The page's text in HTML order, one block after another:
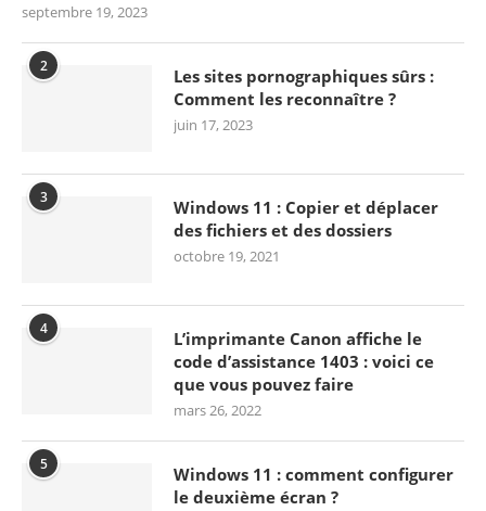
septembre 19, 2023
2
Les sites pornographiques sûrs :
Comment les reconnaître ?
juin 17, 2023
3
Windows 11 : Copier et déplacer
des fichiers et des dossiers
octobre 19, 2021
4
L’imprimante Canon affiche le
code d’assistance 1403 : voici ce
que vous pouvez faire
mars 26, 2022
5
Windows 11 : comment configurer
le deuxième écran ?